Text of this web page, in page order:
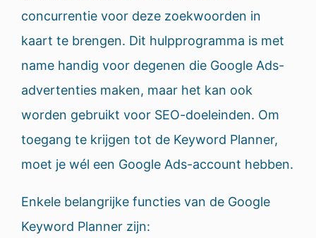
concurrentie voor deze zoekwoorden in
kaart te brengen. Dit hulpprogramma is met
name handig voor degenen die Google Ads-
advertenties maken, maar het kan ook
worden gebruikt voor SEO-doeleinden. Om
toegang te krijgen tot de Keyword Planner,
moet je wél een Google Ads-account hebben.
Enkele belangrijke functies van de Google
Keyword Planner zijn: